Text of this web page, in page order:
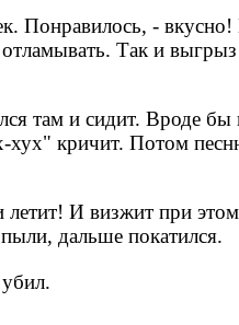
Понравилось, - вкусно!
Так и выгрыз
там и сидит. Вроде бы
хух" кричит. Потом
летит! И визжит при
дальше покатился.